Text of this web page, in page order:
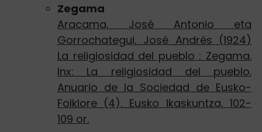
Zegama
Aracama, José Antonio eta
Gorrochategui, José Andrés (1924)
La religiosidad del pueblo : Zegama.
Inx: La religiosidad del pueblo.
Anuario de la Sociedad de Eusko-
Folklore (4). Eusko Ikaskuntza, 102-
109 or.